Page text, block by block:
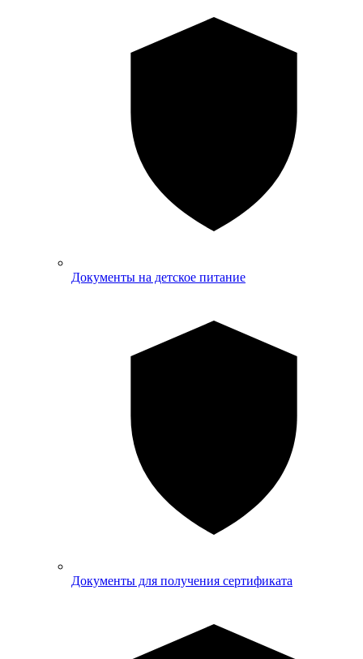
Документы на детское питание
Документы для получения сертификата